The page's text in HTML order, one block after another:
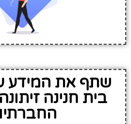
שתף את המידע
בית חנינה